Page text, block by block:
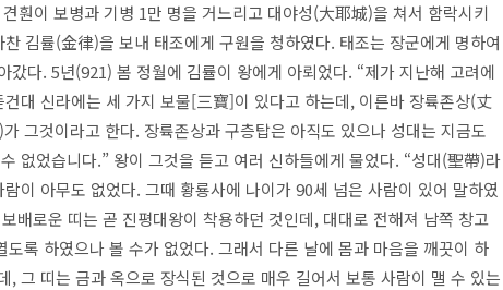
훤이 보병과 기병 1만 명을 거느리고 대야성(大耶城)을 쳐서 함락시키
김률(金律)을 보내 태조에게 구원을 청하였다. 태조는 장군에게 명하여
갔다. 5년(921) 봄 정월에 김률이 왕에게 아뢰었다. “제가 지난해 고려에
대 신라에는 세 가지 보물[三寶]이 있다고 하는데, 이른바 장륙존상(丈
그것이라고 한다. 장륙존상과 구층탑은 아직도 있으나 성대는 지금도
없었습니다.” 왕이 그것을 듣고 여러 신하들에게 물었다. “성대(聖帶)라
이 아무도 없었다. 그때 황룡사에 나이가 90세 넘은 사람이 있어 말하였
배로운 띠는 곧 진평대왕이 착용하던 것인데, 대대로 전해져 남쪽 창고
록 하였으나 볼 수가 없었다. 그래서 다른 날에 몸과 마음을 깨끗이 하
, 그 띠는 금과 옥으로 장식된 것으로 매우 길어서 보통 사람이 맬 수 있는